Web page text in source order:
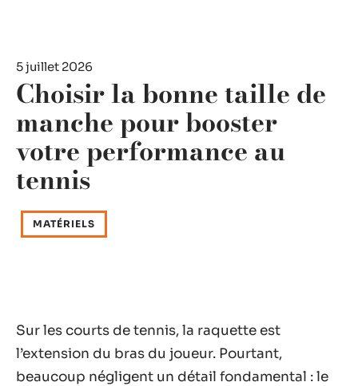
5 juillet 2026
Choisir la bonne taille de
manche pour booster
votre performance au
tennis
MATÉRIELS
Sur les courts de tennis, la raquette est
l’extension du bras du joueur. Pourtant,
beaucoup négligent un détail fondamental : le